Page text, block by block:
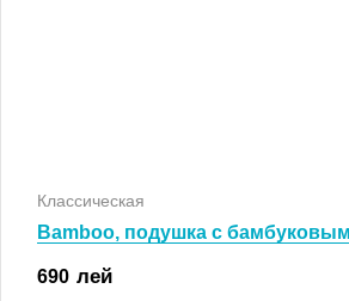
Классическая
Bamboo, подушка с
690 лей